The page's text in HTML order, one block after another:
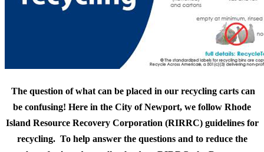
The question of what can be placed in our recycling carts can
be confusing! Here in the City of Newport, we follow Rhode
Island Resource Recovery Corporation (RIRRC) guidelines for
recycling. To help answer the questions and to reduce the